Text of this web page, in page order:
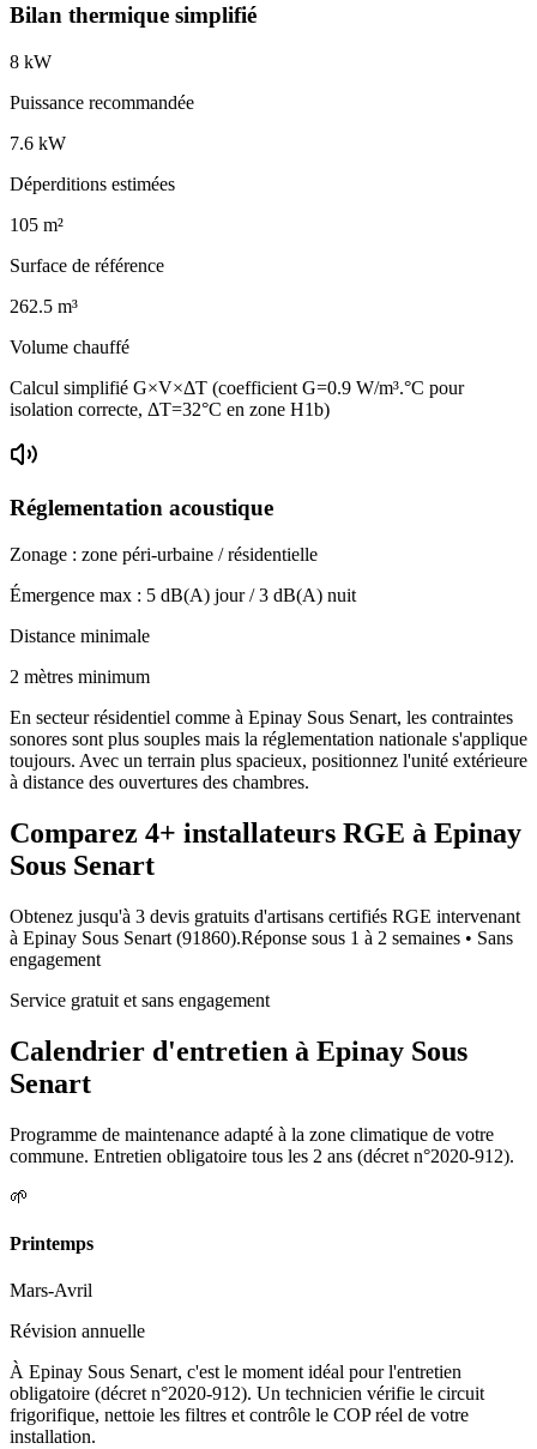
Bilan thermique simplifié
8 kW
Puissance recommandée
7.6 kW
Déperditions estimées
105 m²
Surface de référence
262.5 m³
Volume chauffé
Calcul simplifié G×V×ΔT (coefficient G=0.9 W/m³.°C pour
isolation correcte, ΔT=32°C en zone H1b)
Réglementation acoustique
Zonage : zone péri-urbaine / résidentielle
Émergence max : 5 dB(A) jour /3 dB(A) nuit
Distance minimale
2 mètres minimum
En secteur résidentiel comme à Epinay Sous Senart, les contraintes
sonores sont plus souples mais la réglementation nationale s'applique
toujours. Avec un terrain plus spacieux, positionnez l'unité extérieure
à distance des ouvertures des chambres.
Comparez 4+ installateurs RGE à Epinay
Sous Senart
Obtenez jusqu'à 3 devis gratuits d'artisans certifiés RGE intervenant
à Epinay Sous Senart (91860).Réponse sous 1 à 2 semaines • Sans
engagement
Service gratuit et sans engagement
Calendrier d'entretien à Epinay Sous
Senart
Programme de maintenance adapté à la zone climatique de votre
commune. Entretien obligatoire tous les 2 ans (décret n°2020-912).
🌱
Printemps
Mars-Avril
Révision annuelle
À Epinay Sous Senart, c'est le moment idéal pour l'entretien
obligatoire (décret n°2020-912). Un technicien vérifie le circuit
frigorifique, nettoie les filtres et contrôle le COP réel de votre
installation.